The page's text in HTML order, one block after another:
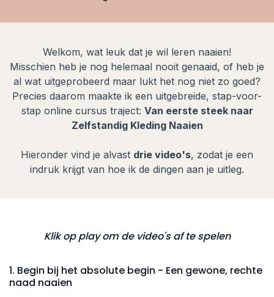
Welkom, wat leuk dat je wil leren naaien!
Misschien heb je nog helemaal nooit genaaid, of heb je
al wat uitgeprobeerd maar lukt het nog niet zo goed?
Precies daarom maakte ik een uitgebreide, stap-voor-
stap online cursus traject: Van eerste steek naar
Zelfstandig Kleding Naaien
Hieronder vind je alvast drie video's, zodat je een
indruk krijgt van hoe ik de dingen aan je uitleg.
Klik op play om de video's af te spelen
1. Begin bij het absolute begin - Een gewone, rechte
naad naaien